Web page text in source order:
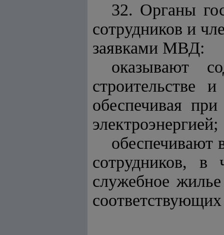
32. Органы
сотрудников и
заявками МВД:
оказывают
строительстве
обеспечивая
электроэнергией;
обеспечивают
сотрудников,
служебное